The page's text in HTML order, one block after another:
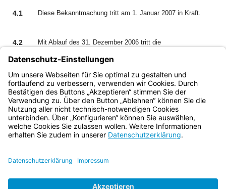
4.1 Diese Bekanntmachung tritt am 1. Januar 2007 in Kraft.
4.2
Mit Ablauf des 31. Dezember 2006 tritt die
Justiz über die Veröffentlichung gerichtlicher
Bekanntmachungen vom 16. August 2004 (JMBl S. 201)
außer Kraft.
Bayern.de
BayernPortal
Impressum